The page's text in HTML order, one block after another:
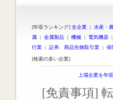
[年収ランキング] 全企業 | 水産・
属 | 金属製品 | 機械 | 電気機器 |
行業 | 証券、商品先物取引業 | 保
[検索の多い企業]
上場企業を年
[免責事項]